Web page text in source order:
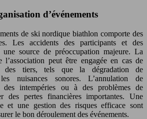
d’événements
de ski nordique biathlon comporte des
Les accidents des participants et des
une source de préoccupation majeure. La
l’association peut être engagée en cas de
des tiers, tels que la dégradation de
nuisances sonores. L’annulation de
des intempéries ou à des problèmes de
des pertes financières importantes. Une
et une gestion des risques efficace sont
le bon déroulement des événements.